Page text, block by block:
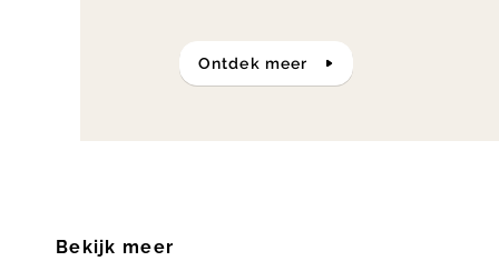
ontdek meer
Bekijk meer